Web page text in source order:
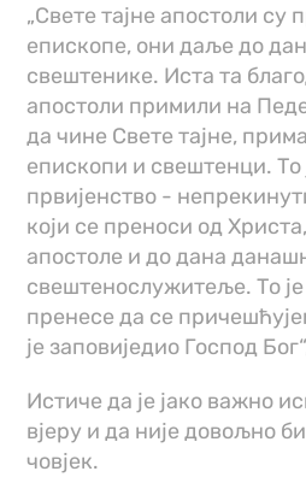
„Свете тајне апостоли су
епископе, они даље до
свештенике. Иста та
апостоли примили на
да чине Свете тајне,
епископи и свештенци. То
првијенство -
који се преноси од
апостоле и до дана
свештенослужитеље. То
пренесе да се
је заповиједио Господ
Истиче да је јако важно
вјеру и да није довољно
човјек.